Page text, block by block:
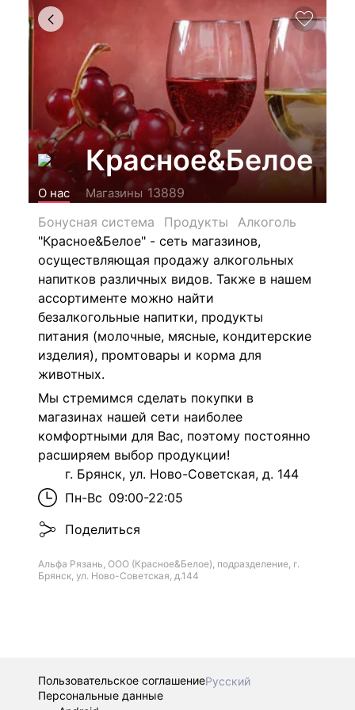
Красное&Белое
О нас Магазины 13889
Бонусная система
Продукты
Алкоголь
"Красное&Белое" - сеть магазинов,
осуществляющая продажу алкогольных
напитков различных видов. Также в нашем
ассортименте можно найти
безалкогольные напитки, продукты
питания (молочные, мясные, кондитерские
изделия), промтовары и корма для
животных.
Мы стремимся сделать покупки в
магазинах нашей сети наиболее
комфортными для Вас, поэтому постоянно
расширяем выбор продукции!
г. Брянск, ул. Ново-Советская, д. 144
Пн-Вс 09:00-22:05
Поделиться
Альфа Рязань, ООО (Красное&Белое), подразделение, г.
Брянск, ул. Ново-Советская, д.144
Пользовательское соглашениеРусский
Персональные данные